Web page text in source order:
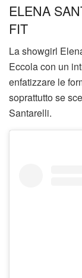
ELENA
FIT
La showgirl
Eccola con un
enfatizzare le
soprattutto se
Santarelli.